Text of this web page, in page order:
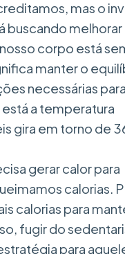
mas o
buscando melhorar
corpo está
manter o
necessárias
a temperatura
gira em torno de
gerar calor para
calorias.
calorias para
fugir do
para